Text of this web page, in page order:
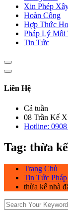
Xin Phép
Hoàn Công
Hợp Thức
Pháp Lý Môi
Tin Tức
Liên Hệ
Cả tuần
08 Trần Kế
Hotline:
Tag: thừa
Trang Chủ
Tin Tức
thừa kế nhà